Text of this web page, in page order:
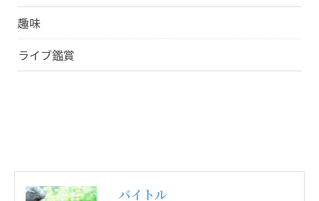
趣味
ライブ鑑賞
バイトル